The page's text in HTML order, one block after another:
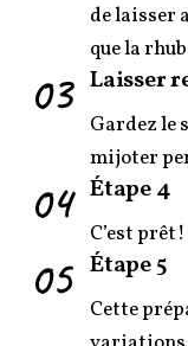
de laisser
que la
03 Laisser
Gardez le
mijoter
04 Étape 4
C’est prêt!
05 Étape 5
Cette